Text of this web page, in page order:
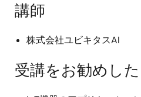
講師
株式会社ユビキタスAI
受講をお勧めし